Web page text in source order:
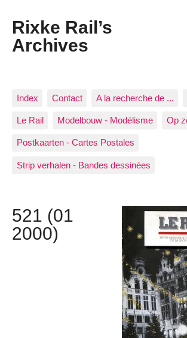
Rixke Rail’s
Archives
Index Contact A la recherche de ...
Le Rail Modelbouw - Modélisme Op
Postkaarten - Cartes Postales
Strip verhalen - Bandes dessinées
521 (01
2000)